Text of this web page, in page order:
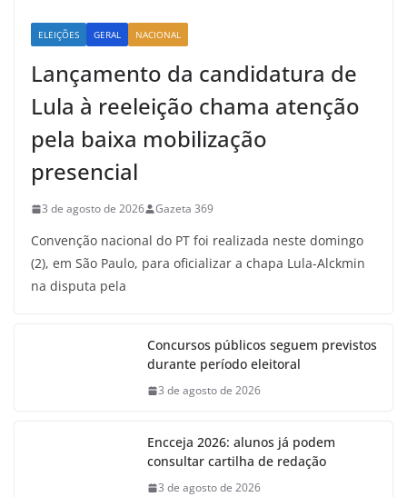
ELEIÇÕES GERAL NACIONAL
Lançamento da candidatura de
Lula à reeleição chama atenção
pela baixa mobilização
presencial
3 de agosto de 2026 Gazeta 369
Convenção nacional do PT foi realizada neste domingo
(2), em São Paulo, para oficializar a chapa Lula-Alckmin
na disputa pela
Concursos públicos seguem previstos
durante período eleitoral
3 de agosto de 2026
Encceja 2026: alunos já podem
consultar cartilha de redação
3 de agosto de 2026